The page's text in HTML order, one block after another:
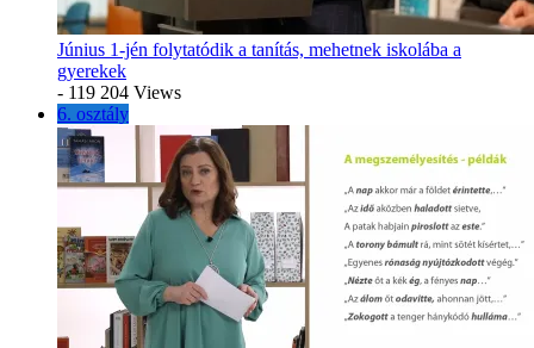
Június 1-jén folytatódik a tanítás, mehetnek iskolába a
gyerekek
- 119 204 Views
6. osztály